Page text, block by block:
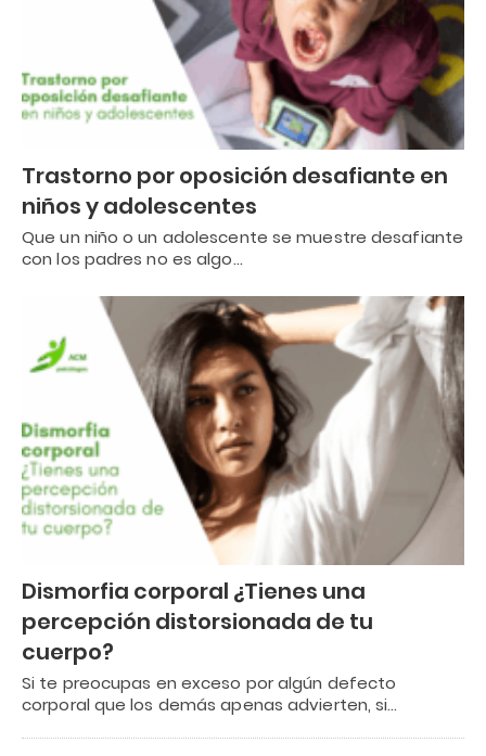
Trastorno por oposición desafiante en
niños y adolescentes
Que un niño o un adolescente se muestre desafiante
con los padres no es algo…
Dismorfia corporal ¿Tienes una
percepción distorsionada de tu
cuerpo?
Si te preocupas en exceso por algún defecto
corporal que los demás apenas advierten, si…